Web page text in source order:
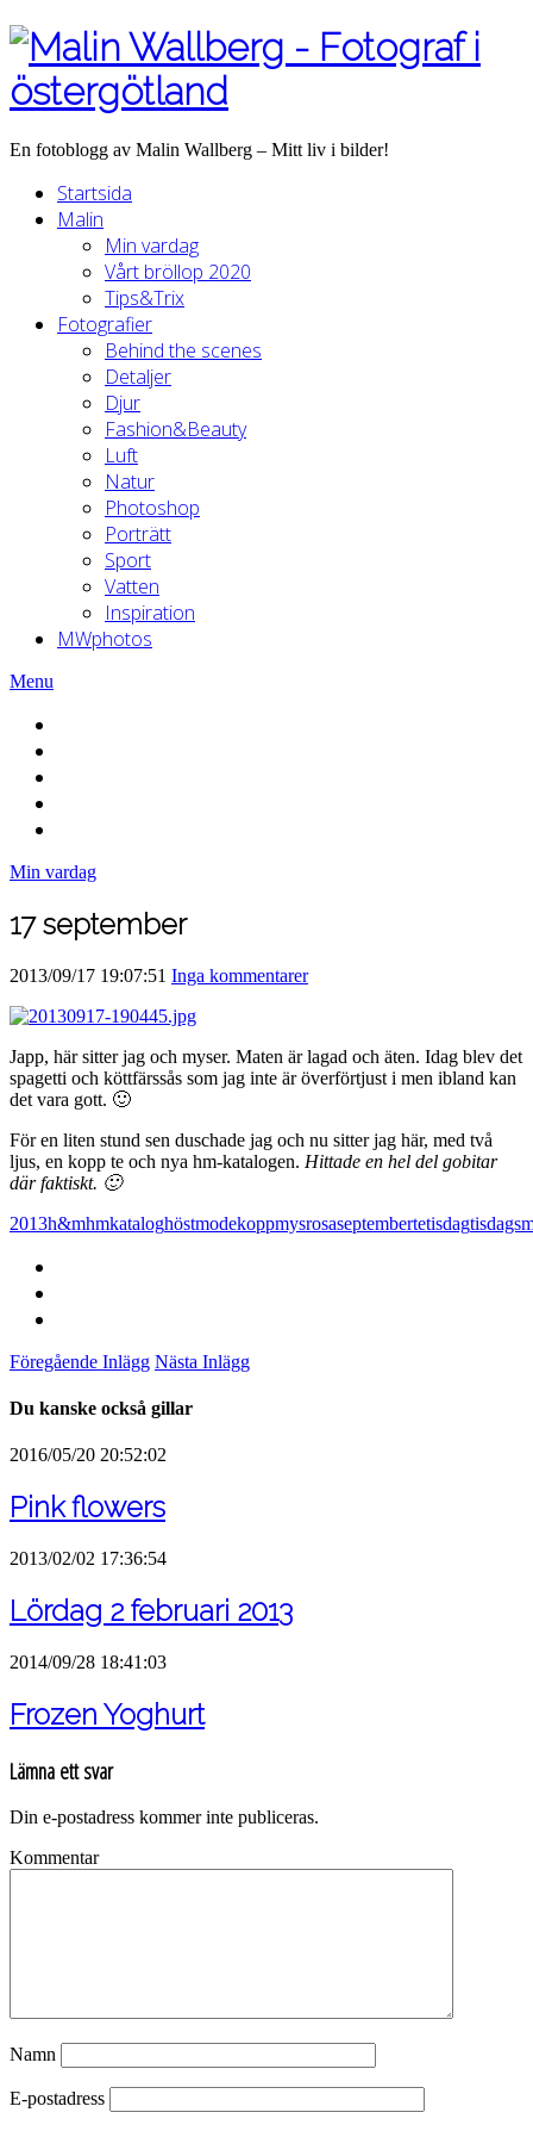
En fotoblogg av Malin Wallberg – Mitt liv i bilder!
Startsida
Malin
Min vardag
Vårt bröllop 2020
Tips&Trix
Fotografier
Behind the scenes
Detaljer
Djur
Fashion&Beauty
Luft
Natur
Photoshop
Porträtt
Sport
Vatten
Inspiration
MWphotos
Menu
Min vardag
17 september
2013/09/17 19:07:51 Inga kommentarer
Japp, här sitter jag och myser. Maten är lagad och äten. Idag blev det
spagetti och köttfärssås som jag inte är överförtjust i men ibland kan
det vara gott. 🙂
För en liten stund sen duschade jag och nu sitter jag här, med två
ljus, en kopp te och nya hm-katalogen. Hittade en hel del gobitar
där faktiskt. 🙂
2013h&mhmkataloghöstmodekoppmysrosaseptembertetisdag
Föregående Inlägg Nästa Inlägg
Du kanske också gillar
2016/05/20 20:52:02
Pink flowers
2013/02/02 17:36:54
Lördag 2 februari 2013
2014/09/28 18:41:03
Frozen Yoghurt
Lämna ett svar
Din e-postadress kommer inte publiceras.
Kommentar
Namn
E-postadress